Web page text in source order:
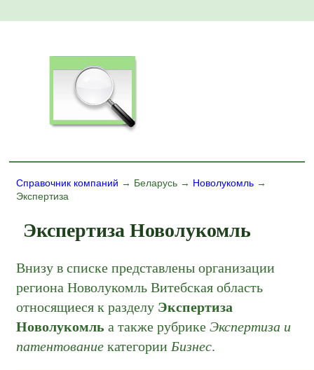
Справочник компаний → Беларусь → Новолукомль →
Экспертиза
Экспертиза Новолукомль
Внизу в списке представлены организации
региона Новолукомль Витебская область
относящиеся к разделу Экспертиза
Новолукомль а также рубрикеЭкспертиза и
патентование категории Бизнес.